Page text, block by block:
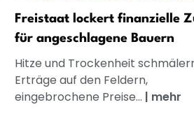
Freistaat lockert finanzielle
für angeschlagene Bauern
Hitze und Trockenheit
Erträge auf den Feldern,
eingebrochene Preise... | mehr